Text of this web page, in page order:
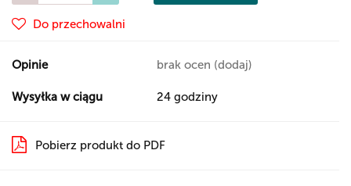
Do przechowalni
Opinie brak ocen (dodaj)
Wysyłka w ciągu 24 godziny
Pobierz produkt do PDF